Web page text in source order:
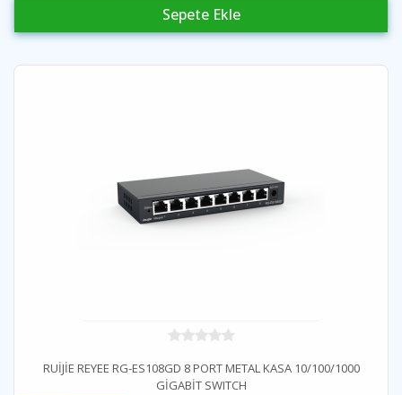
Sepete Ekle
RUİJİE REYEE RG-ES108GD 8 PORT METAL KASA 10/100/1000
GİGABİT SWITCH